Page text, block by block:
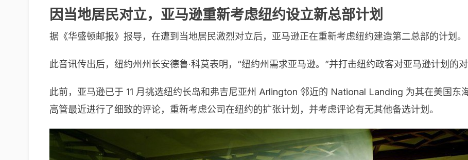
因当地居民对立，亚马逊重新考虑纽约设立新总部计划
据《华盛顿邮报》报导，在遭到当地居民激烈对立后，亚马逊正在重新考虑纽约建造第二总部的计划。
此音讯传出后，纽约州州长安德鲁·科莫表明，“纽约州需求亚马逊。”并打击纽约政客对亚马逊计划的对
此前，亚马逊已于 11 月挑选纽约长岛和弗吉尼亚州 Arlington 邻近的 National Landing 为其在美国东
高管最近进行了细致的评论，重新考虑公司在纽约的扩张计划，并考虑评论有无其他备选计划。